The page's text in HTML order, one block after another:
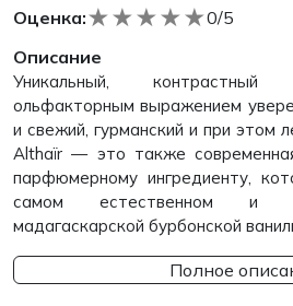
Оценка: ★
★
★
★
★
0/5
Описание
Уникальный,
ольфакторным выражением
и свежий, гурманский и при этом
Althaïr — это также
парфюмерному ингредиенту,
самом естественном и
мадагаскарской бурбонской
Полное